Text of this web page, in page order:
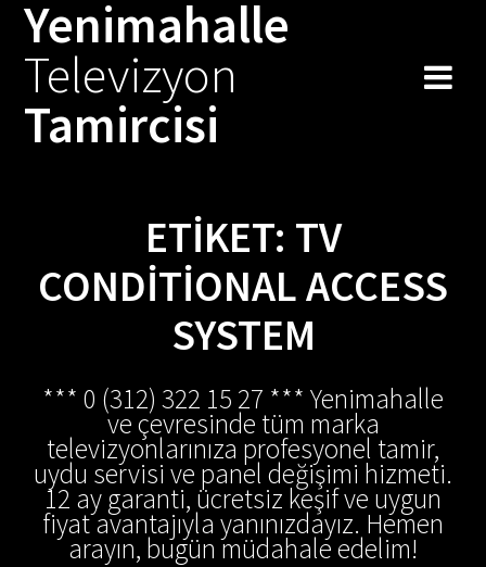
Skip
to
Yenimahalle
Televizyon
Tamircisi
ETIKET: TV
CONDITIONAL ACCESS
SYSTEM
*** 0 (312) 322 15 27 *** Yenimahalle
ve çevresinde tüm marka
televizyonlarınıza profesyonel tamir,
uydu servisi ve panel değişimi hizmeti.
12 ay garanti, ücretsiz keşif ve uygun
fiyat avantajıyla yanınızdayız. Hemen
arayın, bugün müdahale edelim!